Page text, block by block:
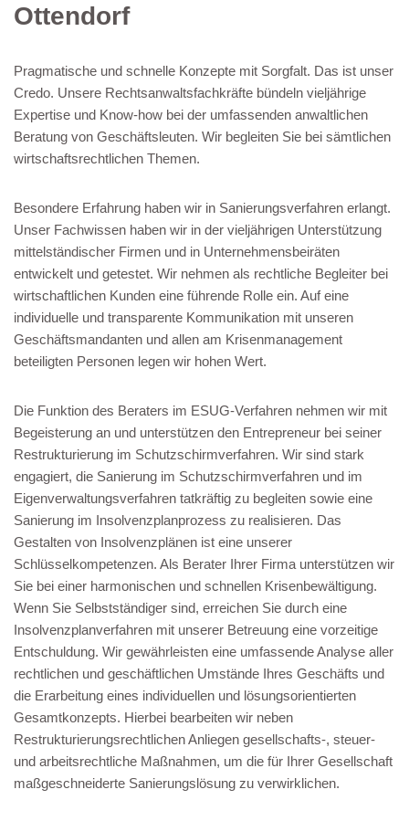
Ottendorf
Pragmatische und schnelle Konzepte mit Sorgfalt. Das ist unser
Credo. Unsere Rechtsanwaltsfachkräfte bündeln vieljährige
Expertise und Know-how bei der umfassenden anwaltlichen
Beratung von Geschäftsleuten. Wir begleiten Sie bei sämtlichen
wirtschaftsrechtlichen Themen.
Besondere Erfahrung haben wir in Sanierungsverfahren erlangt.
Unser Fachwissen haben wir in der vieljährigen Unterstützung
mittelständischer Firmen und in Unternehmensbeiräten
entwickelt und getestet. Wir nehmen als rechtliche Begleiter bei
wirtschaftlichen Kunden eine führende Rolle ein. Auf eine
individuelle und transparente Kommunikation mit unseren
Geschäftsmandanten und allen am Krisenmanagement
beteiligten Personen legen wir hohen Wert.
Die Funktion des Beraters im ESUG-Verfahren nehmen wir mit
Begeisterung an und unterstützen den Entrepreneur bei seiner
Restrukturierung im Schutzschirmverfahren. Wir sind stark
engagiert, die Sanierung im Schutzschirmverfahren und im
Eigenverwaltungsverfahren tatkräftig zu begleiten sowie eine
Sanierung im Insolvenzplanprozess zu realisieren. Das
Gestalten von Insolvenzplänen ist eine unserer
Schlüsselkompetenzen. Als Berater Ihrer Firma unterstützen wir
Sie bei einer harmonischen und schnellen Krisenbewältigung.
Wenn Sie Selbstständiger sind, erreichen Sie durch eine
Insolvenzplanverfahren mit unserer Betreuung eine vorzeitige
Entschuldung. Wir gewährleisten eine umfassende Analyse aller
rechtlichen und geschäftlichen Umstände Ihres Geschäfts und
die Erarbeitung eines individuellen und lösungsorientierten
Gesamtkonzepts. Hierbei bearbeiten wir neben
Restrukturierungsrechtlichen Anliegen gesellschafts-, steuer-
und arbeitsrechtliche Maßnahmen, um die für Ihrer Gesellschaft
maßgeschneiderte Sanierungslösung zu verwirklichen.